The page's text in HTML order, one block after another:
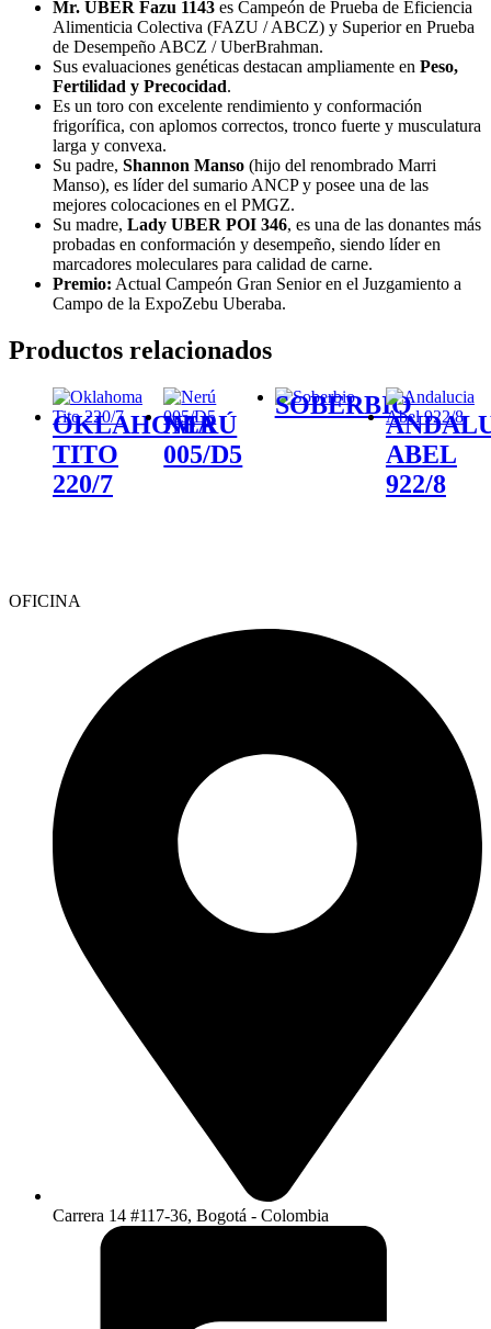
Mr. UBER Fazu 1143 es Campeón de Prueba de Eficiencia
Alimenticia Colectiva (FAZU / ABCZ) y Superior en Prueba
de Desempeño ABCZ / UberBrahman.
Sus evaluaciones genéticas destacan ampliamente en Peso,
Fertilidad y Precocidad.
Es un toro con excelente rendimiento y conformación
frigorífica, con aplomos correctos, tronco fuerte y musculatura
larga y convexa.
Su padre, Shannon Manso (hijo del renombrado Marri
Manso), es líder del sumario ANCP y posee una de las
mejores colocaciones en el PMGZ.
Su madre, Lady UBER POI 346, es una de las donantes más
probadas en conformación y desempeño, siendo líder en
marcadores moleculares para calidad de carne.
Premio: Actual Campeón Gran Senior en el Juzgamiento a
Campo de la ExpoZebu Uberaba.
Productos relacionados
OKLAHOMA
TITO
220/7
NERÚ
005/D5
SOBERBIO
ABEL
922/8
OFICINA
Carrera 14 #117-36, Bogotá - Colombia